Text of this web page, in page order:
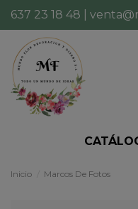
637 23 18 48
Inicio Marcos De Fotos